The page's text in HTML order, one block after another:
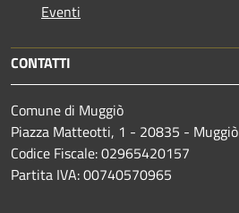
Eventi
CONTATTI
Comune di Muggiò
Piazza Matteotti, 1 - 20835 - Muggiò
Codice Fiscale: 02965420157
Partita IVA: 00740570965